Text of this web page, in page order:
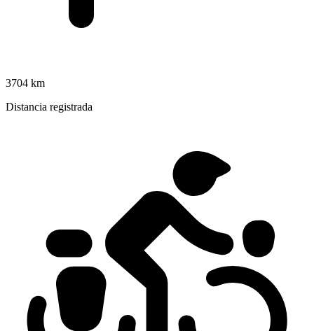
3704 km
Distancia registrada